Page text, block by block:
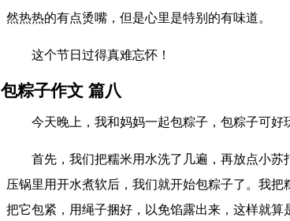
然热热的有点烫嘴，但是心里是特别的有味道。
这个节日过得真难忘怀！
包粽子作文 篇八
今天晚上，我和妈妈一起包粽子，包粽子可好
首先，我们把糯米用水洗了几遍，再放点小
压锅里用开水煮软后，我们就开始包粽子了。我
把它包紧，用绳子捆好，以免馅露出来，这样就算